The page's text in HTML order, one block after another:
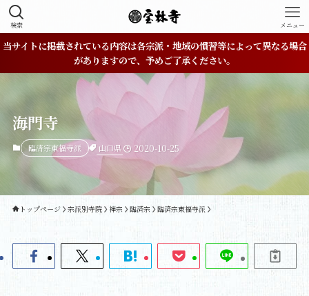
検索 メニュー
当サイトに掲載されている内容は各宗派・地域の慣習等によって異なる場合
がありますので、予めご了承ください。
海門寺
臨済宗東福寺派 山口県 2020-10-25
トップページ 宗派別寺院 禅宗 臨済宗 臨済宗東福寺派